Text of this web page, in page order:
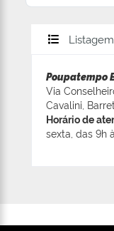
Listagem
Poupatempo
Via
Cavalini,
Horário de
sexta, das 9h